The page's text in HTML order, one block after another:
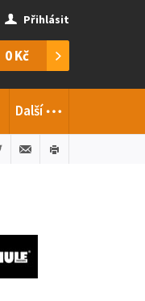
0 Kč
Další…
Přihlásit